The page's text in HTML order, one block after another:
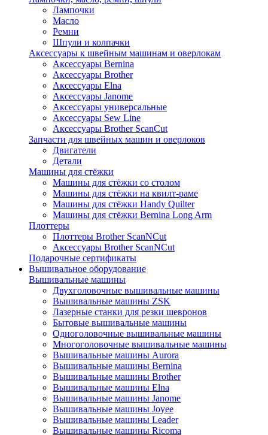
Лампочки
Масло
Ремни
Шпули и колпачки
Аксессуары к швейным машинам и оверлокам
Аксессуары Bernina
Аксессуары Brother
Аксессуары Elna
Аксессуары Janome
Аксессуары универсальные
Аксессуары Sew Line
Аксессуары Brother ScanCut
Запчасти для швейных машин и оверлоков
Двигатели
Детали
Машины для стёжки
Машины для стёжки со столом
Машины для стёжки на квилт-раме
Машины для стёжки Handy Quilter
Машины для стёжки Bernina Long Arm
Плоттеры
Плоттеры Brother ScanNCut
Аксессуары Brother ScanNCut
Подарочные сертификаты
Вышивальное оборудование
Вышивальные машины
Двухголовочные вышивальные машины
Вышивальные машины ZSK
Лазерные станки для резки шевронов
Бытовые вышивальные машины
Одноголовочные вышивальные машины
Многоголовочные вышивальные машины
Вышивальные машины Aurora
Вышивальные машины Bernina
Вышивальные машины Brother
Вышивальные машины Elna
Вышивальные машины Janome
Вышивальные машины Joyee
Вышивальные машины Leader
Вышивальные машины Ricoma